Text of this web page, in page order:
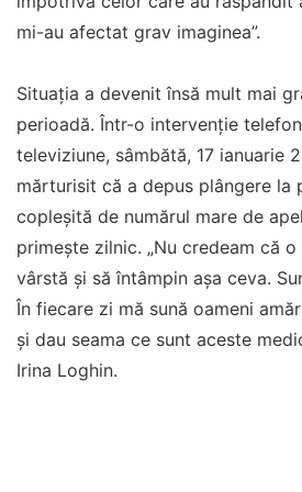
mi-au afectat grav imaginea”.
Situația a devenit însă mult mai
perioadă. Într-o intervenție
televiziune, sâmbătă, 17 ianuarie
mărturisit că a depus plângere la
copleșită de numărul mare de
primește zilnic. „Nu credeam că
vârstă și să întâmpin așa ceva.
În fiecare zi mă sună oameni
și dau seama ce sunt aceste
Irina Loghin.